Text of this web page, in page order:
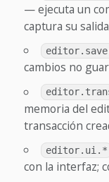
— ejecuta un
captura su
cambios no
memoria del
transacción
editor.ui.*
con la interfaz;